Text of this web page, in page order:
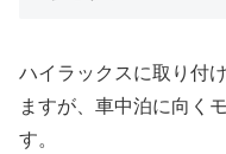
ハイラックスに取り付
ますが、車中泊に向く
す。